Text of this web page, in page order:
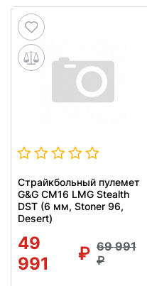
Страйкбольный пулемет
G&G CM16 LMG Stealth
DST (6 мм, Stoner 96,
Desert)
49
991
69 991